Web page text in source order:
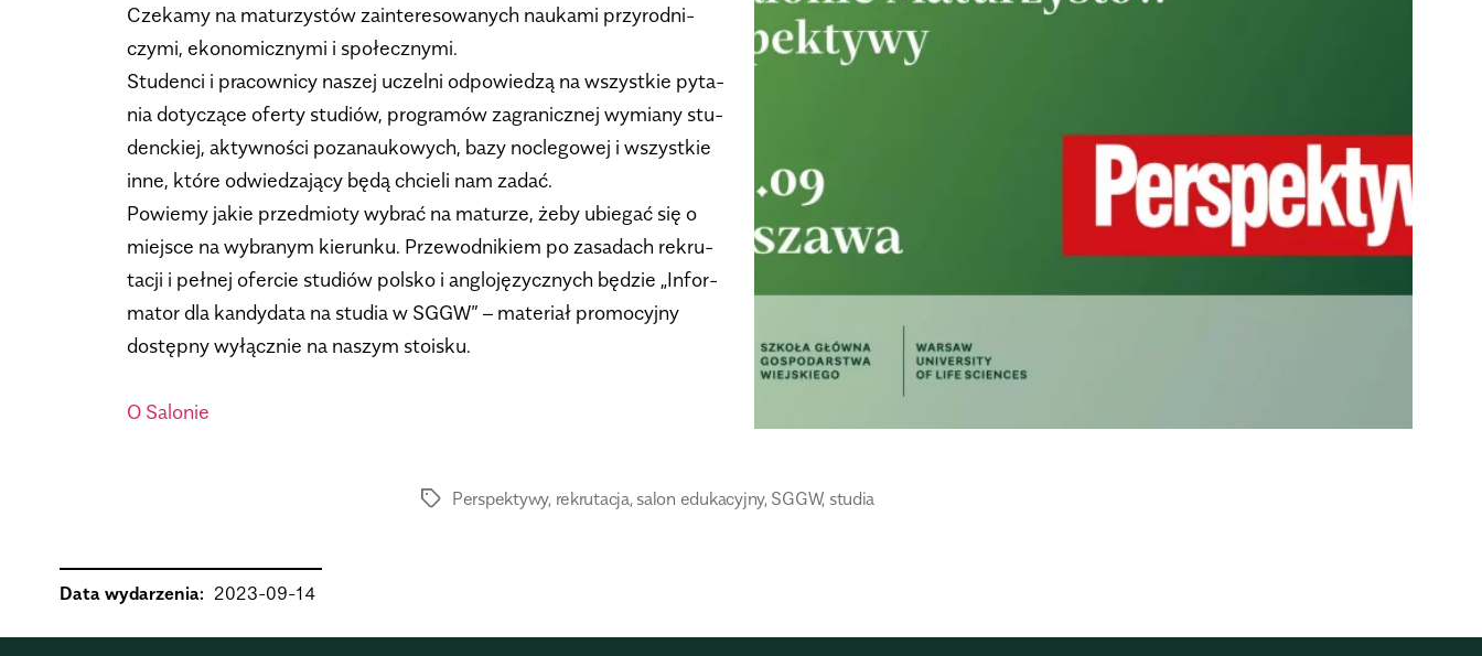
Cze­kamy na matu­rzy­stów zain­te­re­so­wa­nych naukami przy­rod­ni­
czymi, eko­no­micz­nymi i spo­łecz­nymi.
Stu­denci i pra­cow­nicy naszej uczelni odpo­wie­dzą na wszyst­kie pyta­
nia doty­czące oferty stu­diów, pro­gra­mów zagra­nicz­nej wymiany stu­
denc­kiej, aktyw­no­ści poza­nau­ko­wych, bazy noc­le­go­wej i wszyst­kie
inne, które odwie­dza­jący będą chcieli nam zadać.
Powiemy jakie przedmioty wybrać na matu­rze, żeby ubie­gać się o
miej­sce na wybra­nym kie­runku. Prze­wod­ni­kiem po zasa­dach rekru­
ta­cji i peł­nej ofer­cie stu­diów pol­sko i anglo­ję­zycz­nych będzie „Infor­
ma­tor dla kan­dy­data na stu­dia w SGGW” – mate­riał pro­mo­cyjny
dostępny wyłącz­nie na naszym sto­isku.
O Salonie
Perspektywy, rekrutacja, salon edukacyjny, SGGW, studia
Data wydarzenia: 2023-09-14